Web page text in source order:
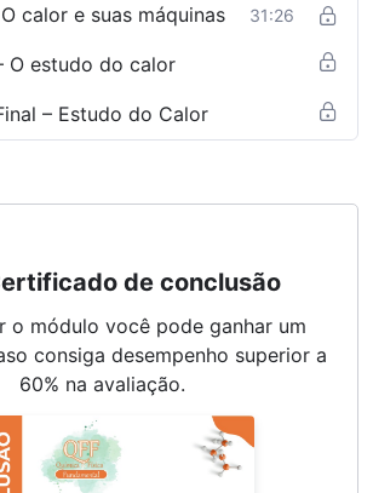
calor e suas máquinas 31:26
O estudo do calor
– Estudo do Calor
de conclusão
o módulo você pode ganhar um
consiga desempenho superior a
60% na avaliação.